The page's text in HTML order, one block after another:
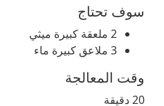
سوف تحتاج
2 ملعقة كبيرة ميثي
3 ملاعق كبيرة ماء
وقت المعالجة
20 دقيقة